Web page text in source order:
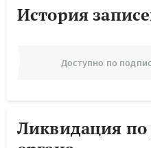
История
Доступно по
Ликвидация